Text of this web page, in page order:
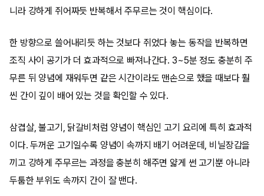
니라 강하게 쥐어짜듯 반복해서 주무르는 것이 핵심이다.
한 방향으로 쓸어내리듯 하는 것보다 쥐었다 놓는 동작을 반복하면
조직 사이 공기가 더 효과적으로 빠져나간다. 3~5분 정도 충분히 주
무른 뒤 양념에 재워두면 같은 시간이라도 맨손으로 했을 때보다 훨
씬 간이 깊이 배어 있는 것을 확인할 수 있다.
삼겹살, 불고기, 닭갈비처럼 양념이 핵심인 고기 요리에 특히 효과적
이다. 두꺼운 고기일수록 양념이 속까지 배기 어려운데, 비닐장갑을
끼고 강하게 주무르는 과정을 충분히 해주면 얇게 썬 고기뿐 아니라
두툼한 부위도 속까지 간이 잘 밴다.